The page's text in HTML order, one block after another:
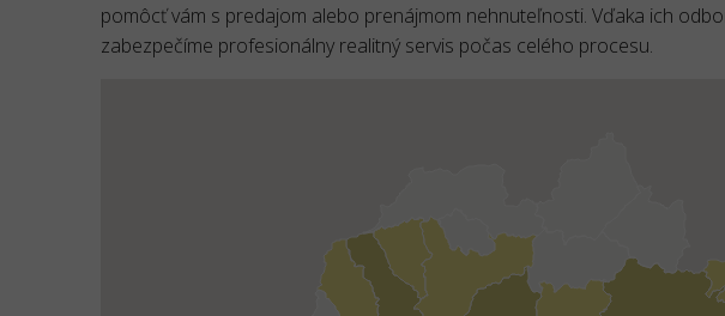
pomôcť vám s predajom alebo prenájmom nehnuteľnosti. Vďaka ich
zabezpečíme profesionálny realitný servis počas celého procesu.